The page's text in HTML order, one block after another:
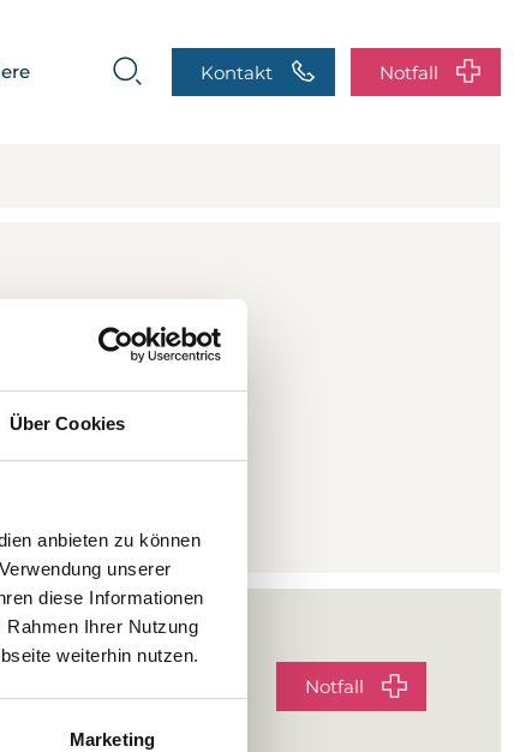
Über Cookies
anbieten zu können
unserer
diese Informationen
Ihrer Nutzung
weiterhin nutzen.
Marketing
Suche
Kontakt Notfall
erfolgreich
melden.
Stuttgart
Rosenbergstraße 38
Notfall